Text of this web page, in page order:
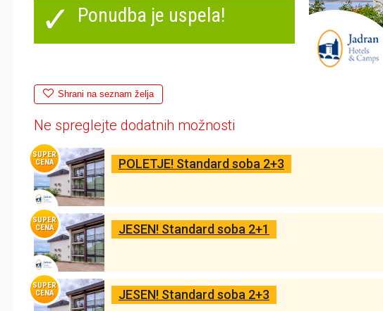
✓ Ponudba je uspela!
Shrani na seznam želja
Ne spreglejte dodatnih možnosti
SUPER
CENA
POLETJE! Standard soba 2+3
SUPER
CENA
JESEN! Standard soba 2+1
SUPER
CENA
JESEN! Standard soba 2+3